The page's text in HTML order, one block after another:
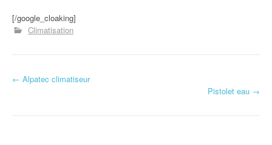
[/google_cloaking]
Climatisation
Navigation d'article
← Alpatec climatiseur
Pistolet eau →